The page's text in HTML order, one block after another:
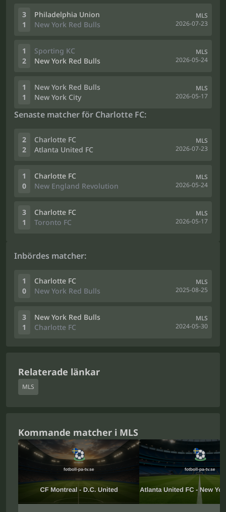
3
1
Philadelphia Union
New York Red Bulls
MLS
2026-07-23
1
2
Sporting KC
New York Red Bulls
MLS
2026-05-24
1
1
New York Red Bulls
New York City
MLS
2026-05-17
Senaste matcher för Charlotte FC:
2
2
Charlotte FC
Atlanta United FC
MLS
2026-07-23
1
0
Charlotte FC
New England Revolution
MLS
2026-05-24
3
1
Charlotte FC
Toronto FC
MLS
2026-05-17
Inbördes matcher:
1
0
Charlotte FC
New York Red Bulls
MLS
2025-08-25
3
1
New York Red Bulls
Charlotte FC
MLS
2024-05-30
Relaterade länkar
MLS
Kommande matcher i MLS